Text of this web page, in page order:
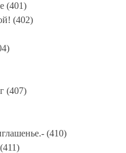
(401)
(402)
(407)
(410)